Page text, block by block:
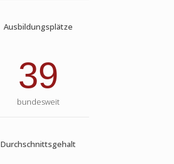
Ausbildungsplätze
39
bundesweit
Durchschnittsgehalt